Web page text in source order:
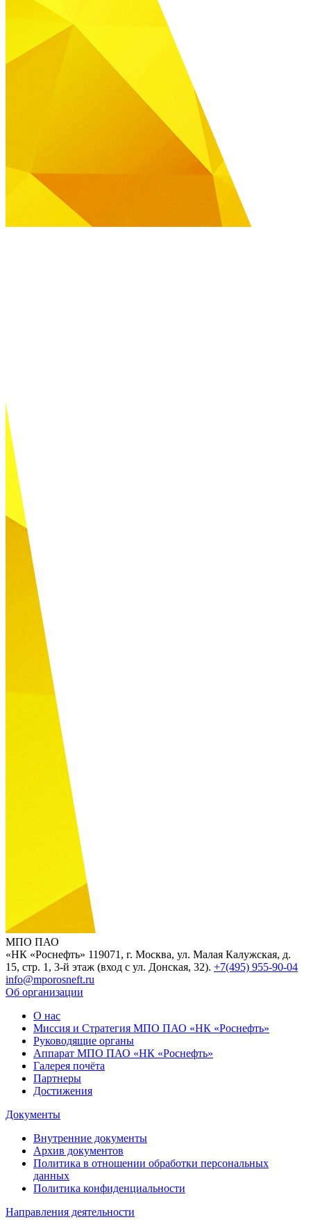
МПО ПАО
«НК «Роснефть» 119071, г. Москва, ул. Малая Калужская, д.
15, стр. 1, 3-й этаж (вход с ул. Донская, 32). +7(495) 955-90-04
info@mporosneft.ru
Об организации
О нас
Миссия и Стратегия МПО ПАО «НК «Роснефть»
Руководящие органы
Аппарат МПО ПАО «НК «Роснефть»
Галерея почёта
Партнеры
Достижения
Документы
Внутренние документы
Архив документов
Политика в отношении обработки персональных
данных
Политика конфиденциальности
Направления деятельности